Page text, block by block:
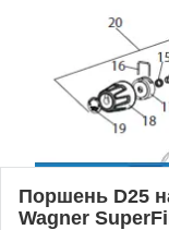
Поршень D25
Wagner